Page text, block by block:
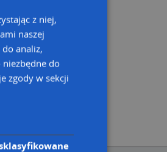
z niej,
naszej
analiz,
do
zgody w sekcji